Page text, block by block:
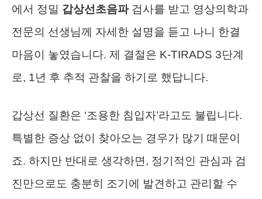
에서 정밀 갑상선초음파검사를 받고 영상의학과
전문의 선생님께 자세한 설명을 듣고 나니 한결
마음이 놓였습니다. 제 결절은 K-TIRADS 3단계
로, 1년 후 추적 관찰을 하기로 했답니다.
갑상선 질환은 ‘조용한 침입자’라고도 불립니다.
특별한 증상 없이 찾아오는 경우가 많기 때문이
죠. 하지만 반대로 생각하면, 정기적인 관심과 검
진만으로도 충분히 조기에 발견하고 관리할 수